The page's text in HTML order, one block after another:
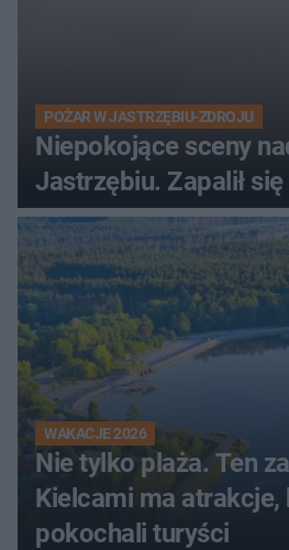
POŻAR W JASTRZĘBIU-ZDROJU
Niepokojące sceny
Jastrzębiu. Zapalił
WAKACJE 2026
Nie tylko plaża. Ten
Kielcami ma atrakcje,
pokochali turyści